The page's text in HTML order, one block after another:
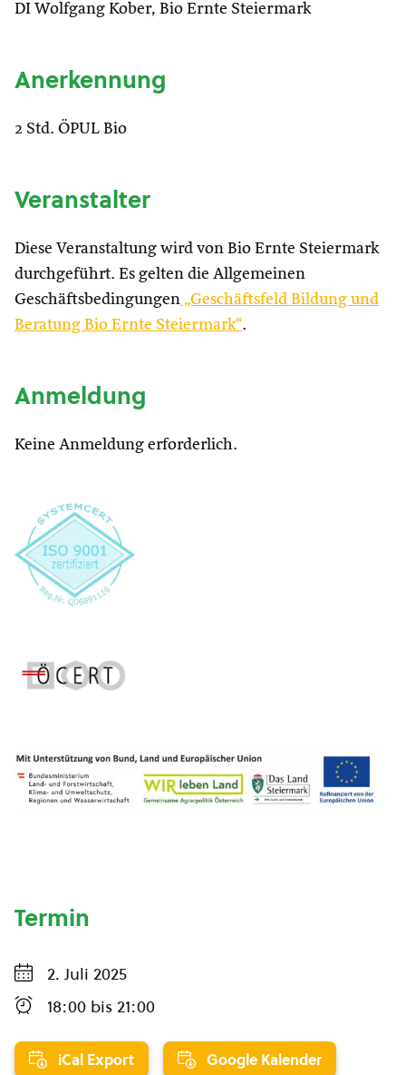
DI Wolfgang Kober, Bio Ernte Steiermark
Anerkennung
2 Std. ÖPUL Bio
Veranstalter
Diese Veranstaltung wird von Bio Ernte Steiermark
durchgeführt. Es gelten die Allgemeinen
Geschäftsbedingungen „Geschäftsfeld Bildung und
Beratung Bio Ernte Steiermark“.
Anmeldung
Keine Anmeldung erforderlich.
Termin
2. Juli 2025
18:00 bis 21:00
iCal Export Google Kalender